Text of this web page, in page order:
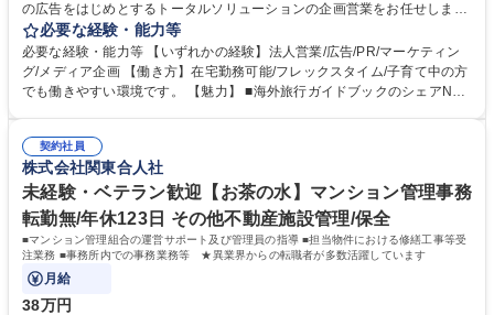
の広告をはじめとするトータルソリューションの企画営業をお任せしま
す。クライアントは、観光（海外旅行、国内旅行、インバウンド）で地域
や事業を推進したい国内外の行政や企業です。 【業務詳細】■『地球の歩
き方』は海外旅行ガイドブックのNo.1ブランドであり、国内旅行において
も牽引しております。観光推進支援においても、業界を牽引する意欲的な
に、インバウンドのトップブランドに成長しております■旅が業務であ
り、日常です。旅好きにはこれ以上ない環境です 募集職種 【企画営業/行
政・企業向け観光推進支援】旅行ガイドブック『地球の歩き方』
必要な経験・能力等
必要な経験・能力等 【いずれかの経験】法人営業/広告/PR/マーケティン
グ/メディア企画 【働き方】在宅勤務可能/フレックスタイム/子育て中の方
でも働きやすい環境です。 【魅力】 ■海外旅行ガイドブックのシェアNo.1
であり、「地球の歩き方」としてどう取り組むか、共に形を作るコアメン
バーとして活躍いただきます。 学歴・資格 学歴：大学院 大学 語学力： 資
格：
契約社員
株式会社関東合人社
未経験・ベテラン歓迎【お茶の水】マンション管理事務
転勤無/年休123日 その他不動産施設管理/保全
■マンション管理組合の運営サポート及び管理員の指導 ■担当物件における修繕工事等受
注業務 ■事務所内での事務業務等 ★異業界からの転職者が多数活躍しています
月給
38万円